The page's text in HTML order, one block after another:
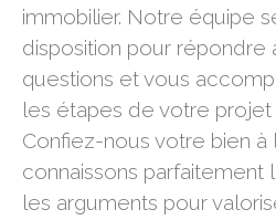
immobilier. Notre équipe
disposition pour répondre
questions et vous
les étapes de votre projet
Confiez-nous votre bien à
connaissons
les arguments pour